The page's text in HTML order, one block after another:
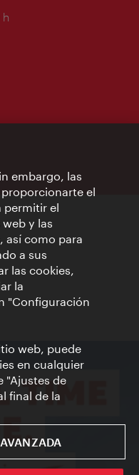
h
embargo, las
el
permitir el
y las
así como para
a sus
las cookies,
la
"Configuración
web, puede
en cualquier
"Ajustes de
final de la